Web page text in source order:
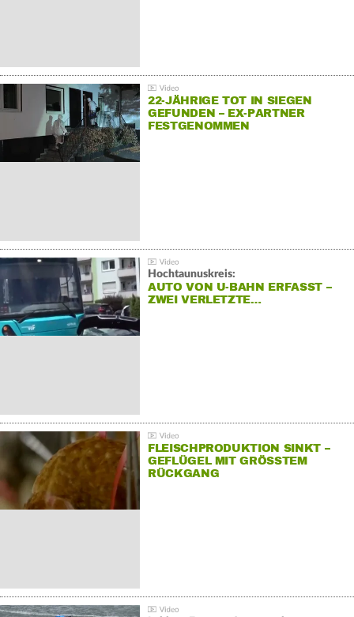
22-JÄHRIGE TOT IN SIEGEN
GEFUNDEN – EX-PARTNER
FESTGENOMMEN
Hochtaunuskreis:
AUTO VON U-BAHN ERFASST –
ZWEI VERLETZTE…
FLEISCHPRODUKTION SINKT –
GEFLÜGEL MIT GRÖSSTEM R
ÜCKGANG